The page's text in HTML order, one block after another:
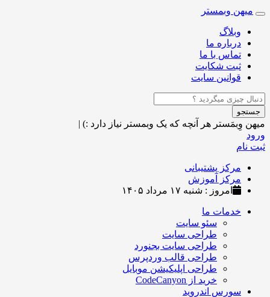
Toggle
navigation
میهن وبمستر
وبلاگ
درباره ما
تماس با ما
ثبت شکایت
قوانین سایت
جستجو
میهن وِبمَستر هر آنچه که یک وبمستر نیاز دارد :) |
ورود
ثبت نام
مرکز پشتیبانی
مرکز آموزش
امروز : شنبه ۱۷ مرداد ۱۴۰۵
خدمات ما
سئو سایت
طراحی سایت
طراحی سایت بجنورد
طراحی قالب وردپرس
طراحی اپلیکیشن موبایل
خرید از CodeCanyon
سورس اندروید